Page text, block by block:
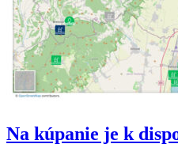
Na kúpanie je k